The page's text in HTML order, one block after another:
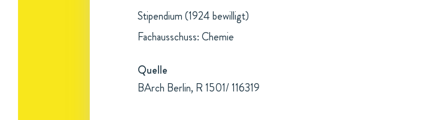
Stipendium (1924 bewilligt)
Fachausschuss: Chemie
Quelle
BArch Berlin, R 1501/ 116319